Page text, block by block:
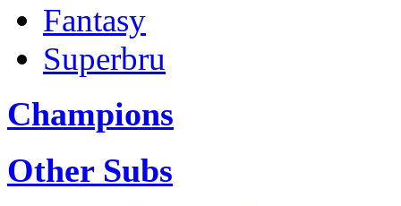
Fantasy
Superbru
Champions
Other Subs